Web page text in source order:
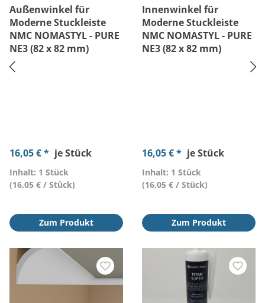
Außenwinkel für
Moderne Stuckleiste
NMC NOMASTYL - PURE
NE3 (82 x 82 mm)
16,05 € * je Stück
Inhalt: 1 Stück
(16,05 € / Stück)
Zum Produkt
Innenwinkel für
Moderne Stuckleiste
NMC NOMASTYL - PURE
NE3 (82 x 82 mm)
16,05 € * je Stück
Inhalt: 1 Stück
(16,05 € / Stück)
Zum Produkt